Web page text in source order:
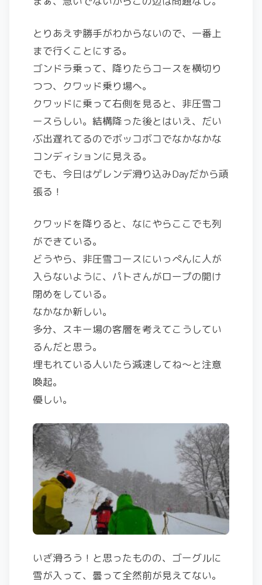
とりあえず勝手がわからないので、一番上
まで行くことにする。
ゴンドラ乗って、降りたらコースを横切り
つつ、クワッド乗り場へ。
クワッドに乗って右側を見ると、非圧雪コ
ースらしい。結構降った後とはいえ、だい
ぶ出遅れてるのでボッコボコでなかなかな
コンディションに見える。
でも、今日はゲレンデ滑り込みDayだから頑
張る！
クワッドを降りると、なにやらここでも列
ができている。
どうやら、非圧雪コースにいっぺんに人が
入らないように、パトさんがロープの開け
閉めをしている。
なかなか新しい。
多分、スキー場の客層を考えてこうしてい
るんだと思う。
埋もれている人いたら減速してね〜と注意
喚起。
優しい。
いざ滑ろう！と思ったものの、ゴーグルに
雪が入って、曇って全然前が見えてない。